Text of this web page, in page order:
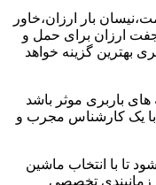
بار ارزان،خاور
جفت ارزان برای حمل و
بهترین گزینه خواهد
باربری موثر باشد
با یک کارشناس مجرب و
تا با انتخاب ماشین
زمانبندی تخصصی